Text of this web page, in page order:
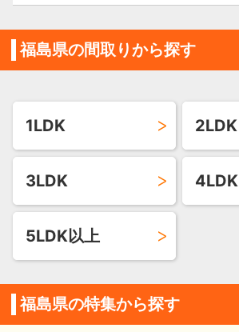
福島県の間取りから探す
1LDK 2LDK
3LDK 4LDK
5LDK以上
福島県の特集から探す